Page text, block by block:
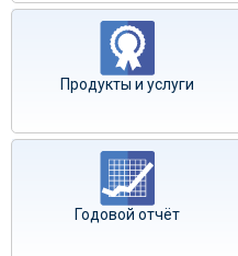
Продукты и услуги
Годовой отчёт